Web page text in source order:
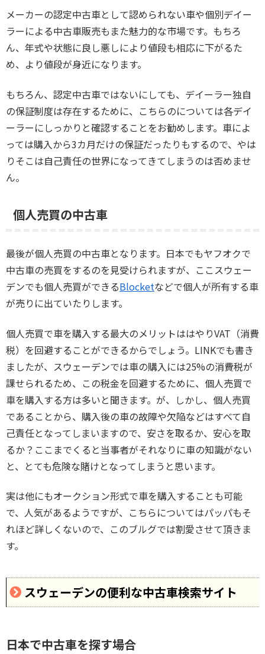
メーカーの認定中古車として認められない車や個別デイー
ラーによる中古車販売もまた魅力的な市場です。もちろ
ん、年式や状態に良し悪しにより値段も相応に下がるた
め、より値段が身近になります。
もちろん、認定中古車ではないにしても、デイーラー独自
の保証制度は存在するために、こちらのについては各デイ
ーラーにしっかりと確認することをお勧めします。車によ
っては購入から3カ月だけの保証だったりもするので、やは
りそこは自己責任の世界になってきてしまうのは否めませ
ん。
個人売買の中古車
最後が個人売買の中古車となります。日本でもヤフオクで
中古車の売買をするのを見受けられますが、ここスウェー
デンでも個人売買ができるBlocketなどで個人が所有する車
が売りに出ていたりします。
個人売買で車を購入する最大のメリットははやりVAT（消費
税）を回避することができるからでしょう。LINKでも書き
ましたが、スウェーデンでは車の購入には25%の消費税が
課せられるため、この税金を回避するために、個人売買で
車を購入する方は多いと聞きます。が、しかし、個人売買
であることから、購入後の車の故障や欠陥などはすべて自
己責任となってしまいますので、安さを取るか、安心を取
るか？ここまでくると当事者がそれなりに車の知識がない
と、とても危険な賭けとなってしまうと思います。
実は他にもオークション形式で車を購入することも可能
で、人気があるようですが、こちらについてはパッパもそ
れほど詳しくないので、このブルグでは割愛させて頂きま
す。
スウェーデンの便利な中古車検索サイト
日本で中古車を探す場合